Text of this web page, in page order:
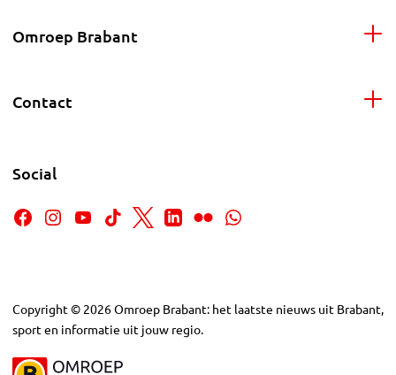
Omroep Brabant
Contact
Social
Copyright © 2026Omroep Brabant: het laatste nieuws uit Brabant,
sport en informatie uit jouw regio.